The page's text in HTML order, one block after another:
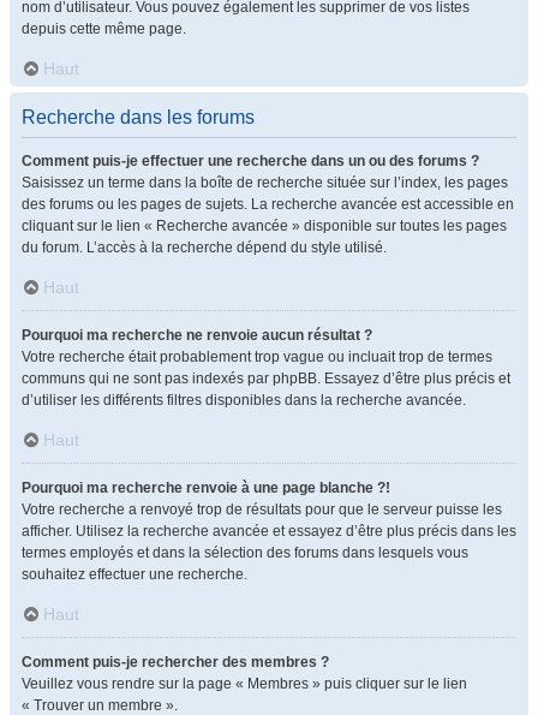
nom d’utilisateur. Vous pouvez également les supprimer de vos listes
depuis cette même page.
Haut
Recherche dans les forums
Comment puis-je effectuer une recherche dans un ou des forums ?
Saisissez un terme dans la boîte de recherche située sur l’index, les pages
des forums ou les pages de sujets. La recherche avancée est accessible en
cliquant sur le lien « Recherche avancée » disponible sur toutes les pages
du forum. L’accès à la recherche dépend du style utilisé.
Haut
Pourquoi ma recherche ne renvoie aucun résultat ?
Votre recherche était probablement trop vague ou incluait trop de termes
communs qui ne sont pas indexés par phpBB. Essayez d’être plus précis et
d’utiliser les différents filtres disponibles dans la recherche avancée.
Haut
Pourquoi ma recherche renvoie à une page blanche ?!
Votre recherche a renvoyé trop de résultats pour que le serveur puisse les
afficher. Utilisez la recherche avancée et essayez d’être plus précis dans les
termes employés et dans la sélection des forums dans lesquels vous
souhaitez effectuer une recherche.
Haut
Comment puis-je rechercher des membres ?
Veuillez vous rendre sur la page « Membres » puis cliquer sur le lien
« Trouver un membre ».